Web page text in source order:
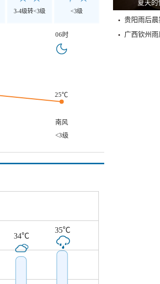
3-4级转<3级 <3级
06时
25℃
南风
<3级
34℃
35℃
广西
贵阳雨后
广西钦州